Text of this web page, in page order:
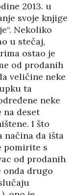
2013. u
svoje knjige
Nekoliko
u stečaj,
ostao je
od prodanih
veličine neke
ta
neke
na deset
I što
načina da išta
pomirite s
od prodanih
onda drugo